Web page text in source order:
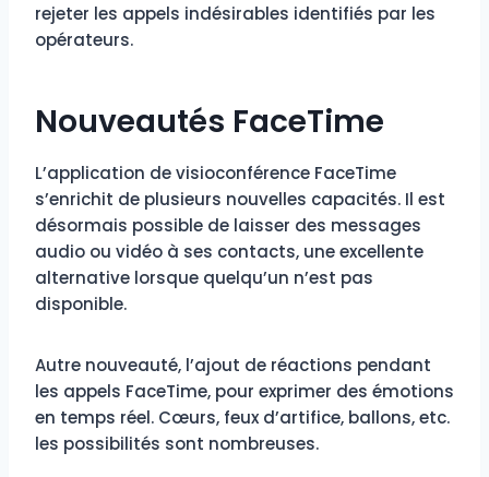
rejeter les appels indésirables identifiés par les
opérateurs.
Nouveautés FaceTime
L’application de visioconférence FaceTime
s’enrichit de plusieurs nouvelles capacités. Il est
désormais possible de laisser des messages
audio ou vidéo à ses contacts, une excellente
alternative lorsque quelqu’un n’est pas
disponible.
Autre nouveauté, l’ajout de réactions pendant
les appels FaceTime, pour exprimer des émotions
en temps réel. Cœurs, feux d’artifice, ballons, etc.
les possibilités sont nombreuses.